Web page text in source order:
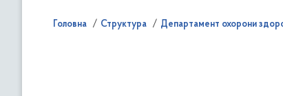
Головна Структура Департамент охорони